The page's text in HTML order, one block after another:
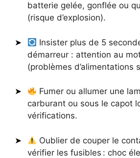
batterie gelée, gonflée ou
(risque d’explosion).
Insister plus de 5
démarreur : attention au
(problèmes d’alimentations
Fumer ou allumer une
carburant ou sous le capot
vérifications.
Oublier de couper le
vérifier les fusibles : choc